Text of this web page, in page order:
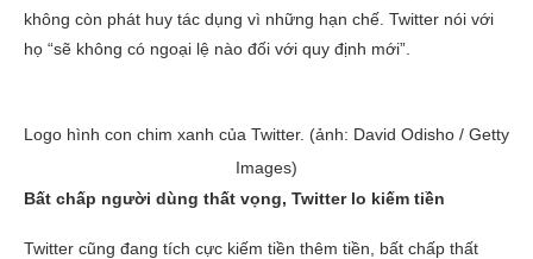
không còn phát huy tác dụng vì những hạn chế. Twitter nói với
họ “sẽ không có ngoại lệ nào đối với quy định mới”.
Logo hình con chim xanh của Twitter. (ảnh: David Odisho / Getty
Images)
Bất chấp người dùng thất vọng, Twitter lo kiếm tiền
Twitter cũng đang tích cực kiếm tiền thêm tiền, bất chấp thất